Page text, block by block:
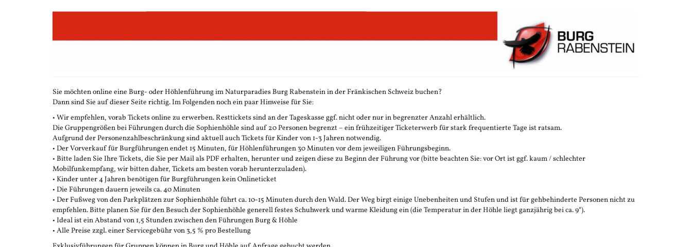
Sie möchten online eine Burg- oder Höhlenführung im Naturparadies Burg Rabenstein in der Fränkischen Schweiz buchen?
Dann sind Sie auf dieser Seite richtig. Im Folgenden noch ein paar Hinweise für Sie:
• Wir empfehlen, vorab Tickets online zu erwerben. Resttickets sind an der Tageskasse ggf. nicht oder nur in begrenzter Anzahl erhältlich.
Die Gruppengrößen bei Führungen durch die Sophienhöhle sind auf 20 Personen begrenzt – ein frühzeitiger Ticketerwerb für stark frequentierte Tage ist ratsam.
Aufgrund der Personenzahlbeschränkung sind aktuell auch Tickets für Kinder von 1-3 Jahren notwendig.
• Der Vorverkauf für Burgführungen endet 15 Minuten, für Höhlenführungen 30 Minuten vor dem jeweiligen Führungsbeginn.
• Bitte laden Sie Ihre Tickets, die Sie per Mail als PDF erhalten, herunter und zeigen diese zu Beginn der Führung vor (bitte beachten Sie: vor Ort ist ggf. kaum / schlechter
Mobilfunkempfang, wir bitten daher, Tickets am besten vorab herunterzuladen).
• Kinder unter 4 Jahren benötigen für Burgführungen kein Onlineticket
• Die Führungen dauern jeweils ca. 40 Minuten
• Der Fußweg von den Parkplätzen zur Sophienhöhle führt ca. 10-15 Minuten durch den Wald. Der Weg birgt einige Unebenheiten und Stufen und ist für gehbehinderte Personen nicht zu
empfehlen. Bitte planen Sie für den Besuch der Sophienhöhle generell festes Schuhwerk und warme Kleidung ein (die Temperatur in der Höhle liegt ganzjährig bei ca. 9°).
• Ideal ist ein Abstand von 1,5 Stunden zwischen den Führungen Burg & Höhle
• Alle Preise zzgl. einer Servicegebühr von 3,5 % pro Bestellung